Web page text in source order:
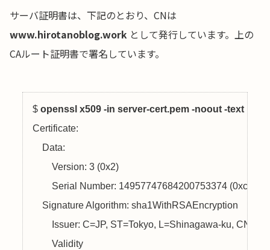
サーバ証明書は、下記のとおり、CNは
www.hirotanoblog.work として発行しています。上の
CAルート証明書で署名しています。
$ openssl x509 -in server-cert.pem -noout -text
Certificate:
    Data:
        Version: 3 (0x2)
Serial Number: 14957747684200753374
    Signature Algorithm: sha1WithRSAEncryption
        Issuer: C=JP, ST=Tokyo, L=Shinagawa-ku, CN=
        Validity